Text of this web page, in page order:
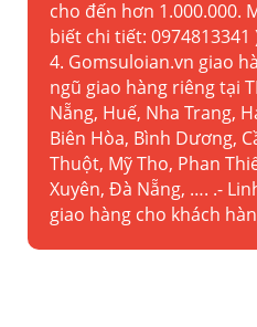
cho đến hơn 1.000.000.
biết chi tiết: 0974813341
4. Gomsuloian.vn giao
ngũ giao hàng riêng tại
Nẵng, Huế, Nha Trang,
Biên Hòa, Bình Dương,
Thuột, Mỹ Tho, Phan
Xuyên, Đà Nẵng, …. .-
giao hàng cho khách